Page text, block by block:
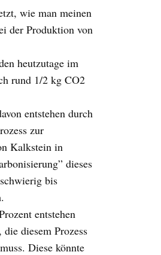
wie man meinen
der Produktion von
heutzutage im
rund 1/2 kg CO2
entstehen durch
zur
Kalkstein in
dieses
bis
entstehen
diesem Prozess
Diese könnte